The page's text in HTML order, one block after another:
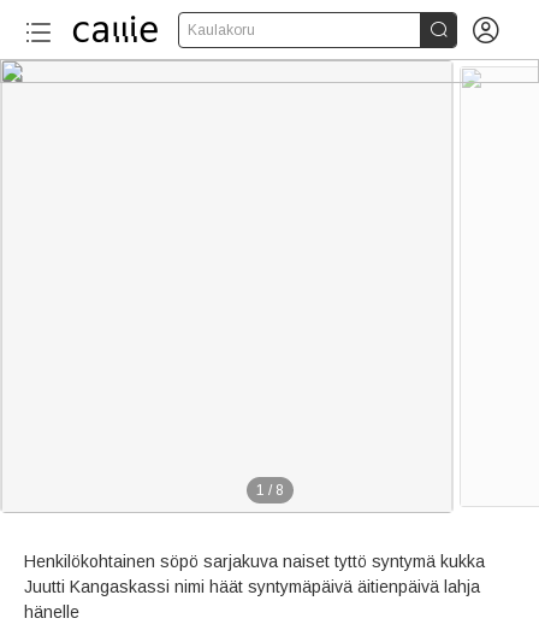
Kaulakoru  
1 / 8
Henkilökohtainen söpö sarjakuva naiset tyttö syntymä kukka
Juutti Kangaskassi nimi häät syntymäpäivä äitienpäivä lahja
hänelle